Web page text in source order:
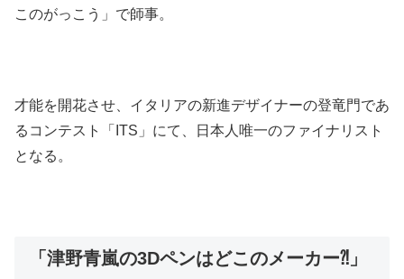
このがっこう」で師事。
才能を開花させ、イタリアの新進デザイナーの登竜門であ
るコンテスト「ITS」にて、日本人唯一のファイナリスト
となる。
「津野青嵐の3Dペンはどこのメーカー⁈」